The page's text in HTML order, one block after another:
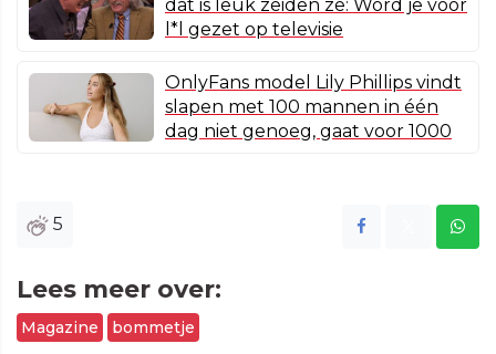
dat is leuk zeiden ze: Word je voor
l*l gezet op televisie
OnlyFans model Lily Phillips vindt
slapen met 100 mannen in één
dag niet genoeg, gaat voor 1000
5
Lees meer over:
Magazine bommetje